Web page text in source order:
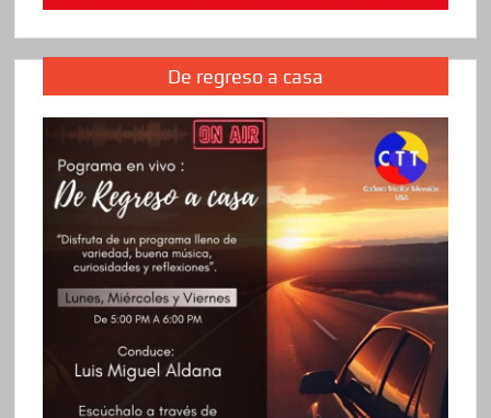
De regreso a casa